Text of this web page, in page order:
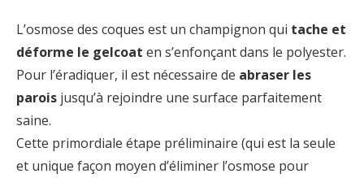
L’osmose des coques est un champignon qui tache et
déforme le gelcoat en s’enfonçant dans le polyester.
Pour l’éradiquer, il est nécessaire de abraser les
parois jusqu’à rejoindre une surface parfaitement
saine.
Cette primordiale étape préliminaire (qui est la seule
et unique façon moyen d’éliminer l’osmose pour